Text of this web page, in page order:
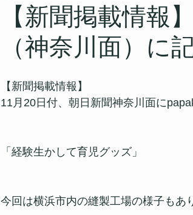
【新聞掲載情報
（神奈川面）に
【新聞掲載情報】
11月20日付、朝日新聞神奈川面に
「経験生かして育児グッズ」
今回は横浜市内の縫製工場の様子もあ